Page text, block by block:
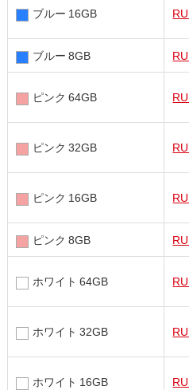
ブルー 16GB
ブルー 8GB
ピンク 64GB
ピンク 32GB
ピンク 16GB
ピンク 8GB
ホワイト 64GB
ホワイト 32GB
ホワイト 16GB